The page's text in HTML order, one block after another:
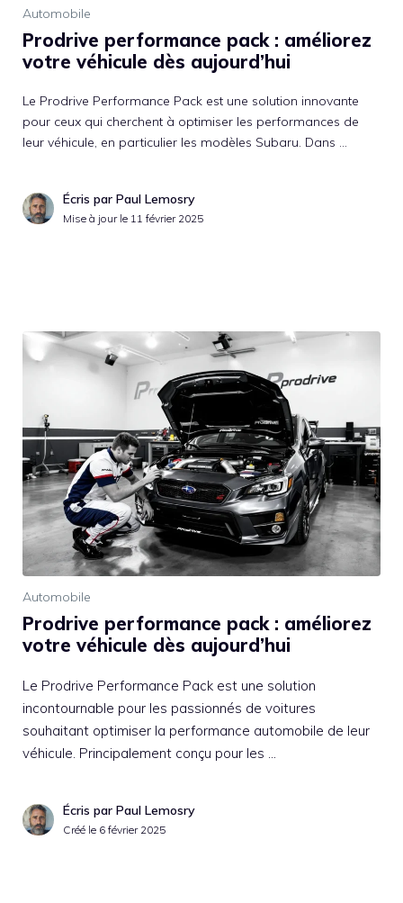
Automobile
Prodrive performance pack : améliorez
votre véhicule dès aujourd’hui
Le Prodrive Performance Pack est une solution innovante
pour ceux qui cherchent à optimiser les performances de
leur véhicule, en particulier les modèles Subaru. Dans …
Écris par Paul Lemosry
Mise à jour le 11 février 2025
Automobile
Prodrive performance pack : améliorez
votre véhicule dès aujourd’hui
Le Prodrive Performance Pack est une solution
incontournable pour les passionnés de voitures
souhaitant optimiser la performance automobile de leur
véhicule. Principalement conçu pour les …
Écris par Paul Lemosry
Créé le 6 février 2025